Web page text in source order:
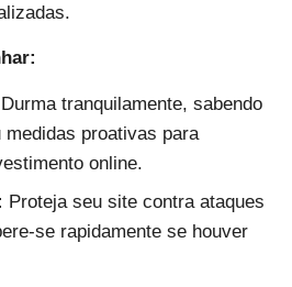
Durma tranquilamente, sabendo
medidas proativas para
online.
Proteja seu site contra ataques
se rapidamente se houver